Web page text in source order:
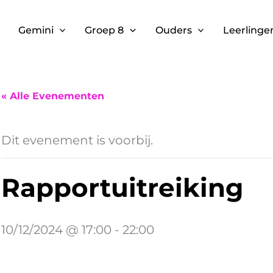
Gemini Groep 8 Ouders
« Alle Evenementen
Dit evenement is voorbij.
Rapportuitreiking
10/12/2024 @ 17:00 - 22:00